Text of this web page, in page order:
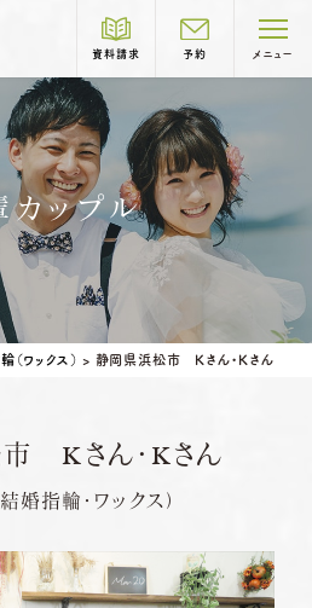
資料請求 予約 メニュー
作コース紹介
COURSE
婚約指輪
結婚記念日リング
カップル
（ワックス） > 静岡県浜松市 Kさん・Kさん
Kさん・Kさん
婚指輪・ワックス）
TEL.058-265-2756
日の場合は営業
TEL.052-261-6676
・第4火曜日・毎週水曜日
日の場合は営業